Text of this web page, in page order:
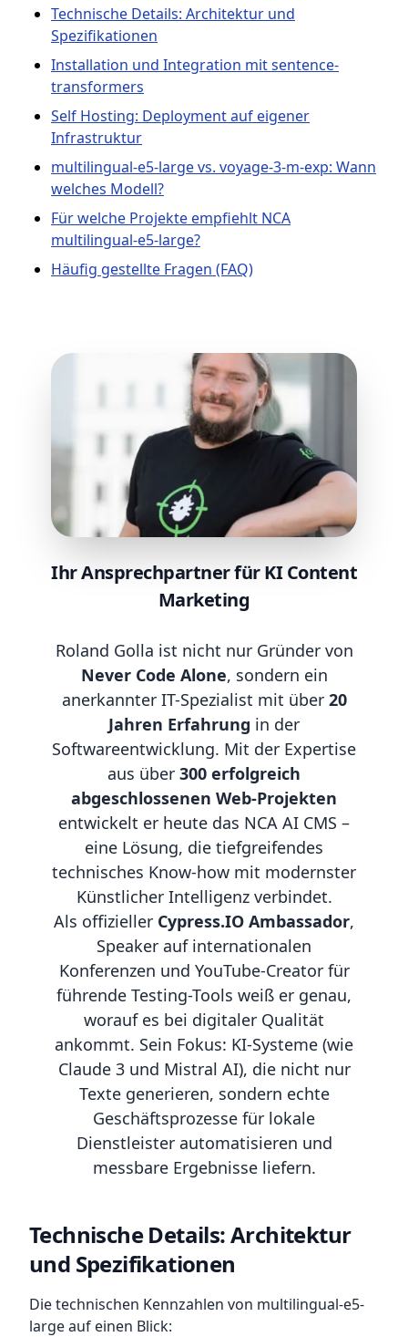
Technische Details: Architektur und
Spezifikationen
Installation und Integration mit sentence-
transformers
Self Hosting: Deployment auf eigener
Infrastruktur
multilingual-e5-large vs. voyage-3-m-exp: Wann
welches Modell?
Für welche Projekte empfiehlt NCA
multilingual-e5-large?
Häufig gestellte Fragen (FAQ)
Ihr Ansprechpartner für KI Content
Marketing
Roland Golla ist nicht nur Gründer von
Never Code Alone, sondern ein
anerkannter IT-Spezialist mit über 20
Jahren Erfahrung in der
Softwareentwicklung. Mit der Expertise
aus über 300 erfolgreich
abgeschlossenen Web-Projekten
entwickelt er heute das NCA AI CMS –
eine Lösung, die tiefgreifendes
technisches Know-how mit modernster
Künstlicher Intelligenz verbindet.
Als offizieller Cypress.IO Ambassador,
Speaker auf internationalen
Konferenzen und YouTube-Creator für
führende Testing-Tools weiß er genau,
worauf es bei digitaler Qualität
ankommt. Sein Fokus: KI-Systeme (wie
Claude 3 und Mistral AI), die nicht nur
Texte generieren, sondern echte
Geschäftsprozesse für lokale
Dienstleister automatisieren und
messbare Ergebnisse liefern.
Technische Details: Architektur
und Spezifikationen
Die technischen Kennzahlen von multilingual-e5-
large auf einen Blick: